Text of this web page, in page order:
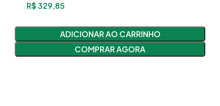
R$329,85
ADICIONAR AO CARRINHO
COMPRAR AGORA